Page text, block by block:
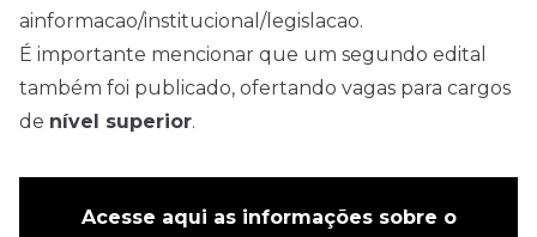
ainformacao/institucional/legislacao.
É importante mencionar que um segundo edital
também foi publicado, ofertando vagas para cargos
de nível superior.
Acesse aqui as informações sobre o